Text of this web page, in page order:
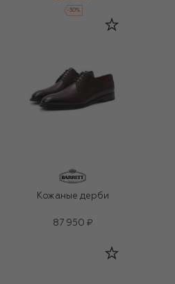
-30%
Кожаные дерби
87 950 ₽